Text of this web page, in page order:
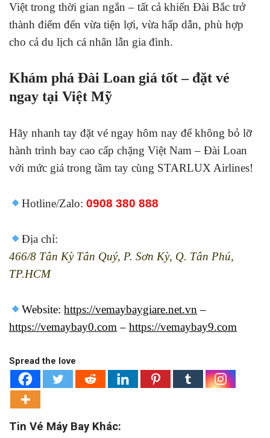
Việt trong thời gian ngắn – tất cả khiến Đài Bắc trở
thành điểm đến vừa tiện lợi, vừa hấp dẫn, phù hợp
cho cả du lịch cá nhân lẫn gia đình.
Khám phá Đài Loan giá tốt – đặt vé
ngay tại Việt Mỹ
Hãy nhanh tay đặt vé ngay hôm nay để không bỏ lỡ
hành trình bay cao cấp chặng Việt Nam – Đài Loan
với mức giá trong tầm tay cùng STARLUX Airlines!
Hotline/Zalo:0908 380 888
Địa chỉ:
466/8 Tân Kỳ Tân Quý, P. Sơn Kỳ, Q. Tân Phú,
TP.HCM
Website:https://vemaybaygiare.net.vn–
https://vemaybay0.com– https://vemaybay9.com
Spread the love
Tin Vé Máy Bay Khác: